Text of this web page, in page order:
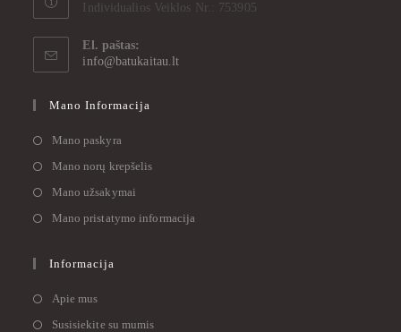
Individualios Veiklos Nr.: 753905
El. paštas:
info@batukaitau.lt
Mano Informacija
Mano paskyra
Mano norų krepšelis
Mano užsakymai
Mano pristatymo informacija
Informacija
Apie mus
Susisiekite su mumis